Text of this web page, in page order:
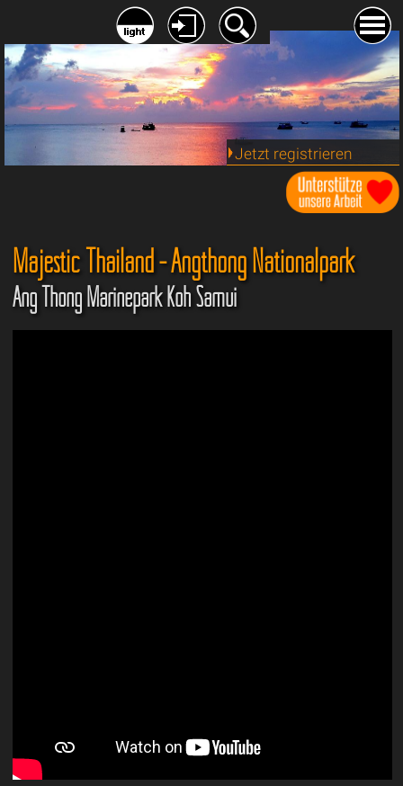
Jetzt registrieren
Majestic Thailand - Angthong Nationalpark
Ang Thong Marinepark Koh Samui